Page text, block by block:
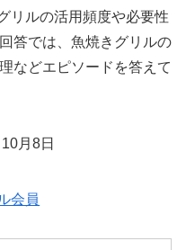
リルの活用頻度や必要性
答では、魚焼きグリルの
などエピソードを答えて
月8日
会員